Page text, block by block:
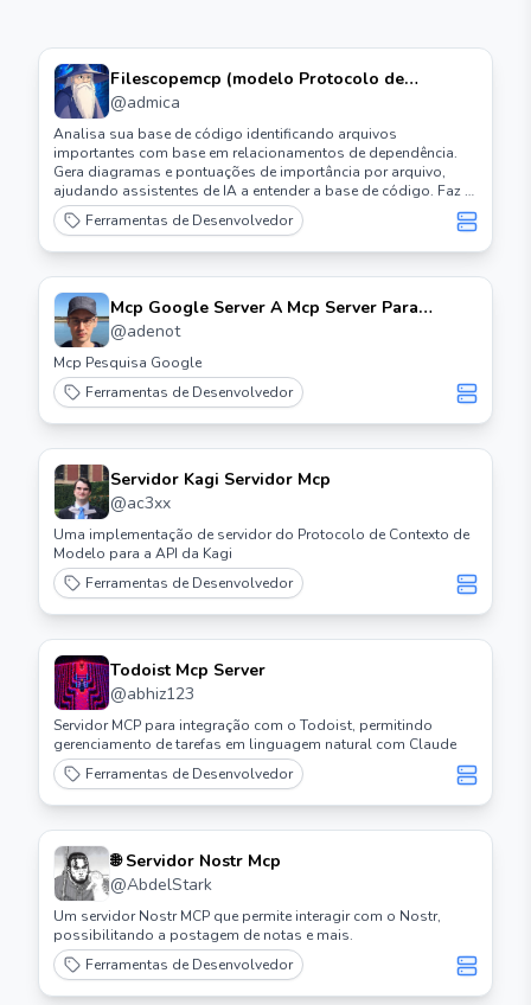
Filescopemcp (modelo Protocolo de
Contexto) Servidor
@admica
Analisa sua base de código identificando arquivos
importantes com base em relacionamentos de dependência.
Gera diagramas e pontuações de importância por arquivo,
ajudando assistentes de IA a entender a base de código. Faz a
análise automática de linguagens de programação populares
como Python, C, C++, Rust, Zig, Lua.
Ferramentas de Desenvolvedor
Mcp Google Server A Mcp Server Para
Pesquisa Personalizada do Google e Leitura
de Páginas da Web
@adenot
Mcp Pesquisa Google
Ferramentas de Desenvolvedor
Servidor Kagi Servidor Mcp
@ac3xx
Uma implementação de servidor do Protocolo de Contexto de
Modelo para a API da Kagi
Ferramentas de Desenvolvedor
Todoist Mcp Server
@abhiz123
Servidor MCP para integração com o Todoist, permitindo
gerenciamento de tarefas em linguagem natural com Claude
Ferramentas de Desenvolvedor
🌐 Servidor Nostr Mcp
@AbdelStark
Um servidor Nostr MCP que permite interagir com o Nostr,
possibilitando a postagem de notas e mais.
Ferramentas de Desenvolvedor